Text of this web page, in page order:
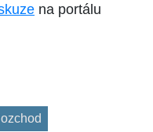
na portálu